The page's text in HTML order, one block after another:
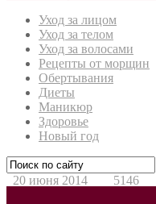
Уход за лицом
Уход за телом
Уход за волосами
Рецепты от морщин
Обертывания
Диеты
Маникюр
Здоровье
Новый год
20 июня 2014 5146